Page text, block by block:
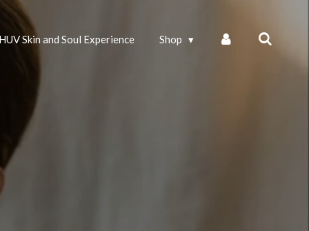
Skin and Soul Experience Shop